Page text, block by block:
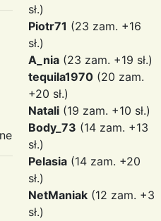
sł.)
Piotr71 (23 zam. +16
sł.)
A_nia (23 zam. +19 sł.)
tequila1970 (20 zam.
+20 sł.)
Natali (19 zam. +10 sł.)
Body_73 (14 zam. +13
sł.)
Pelasia (14 zam. +20
sł.)
NetManiak (12 zam. +3
sł.)